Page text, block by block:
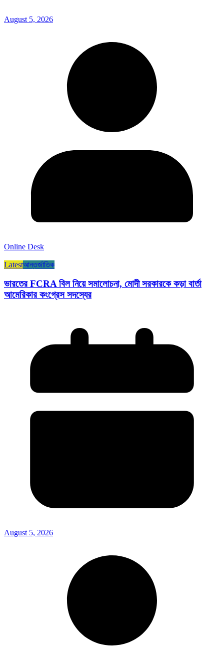
August 5, 2026
Online Desk
Latestআন্তর্জাতিক
ভারতের FCRA বিল নিয়ে সমালোচনা, মোদী সরকারকে কড়া বার্তা
আমেরিকার কংগ্রেস সদস্যের
August 5, 2026